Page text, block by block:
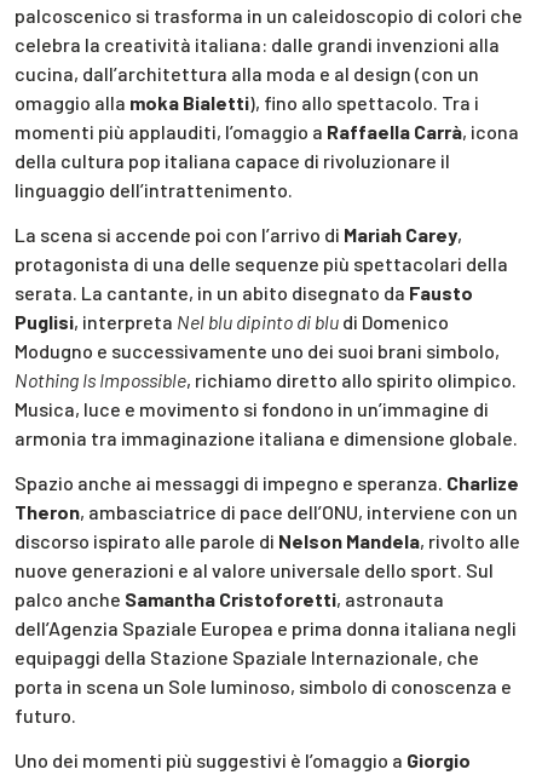
palcoscenico si trasforma in un caleidoscopio di colori che
celebra la creatività italiana: dalle grandi invenzioni alla
cucina, dall’architettura alla moda e al design (con un
omaggio alla moka Bialetti), fino allo spettacolo. Tra i
momenti più applauditi, l’omaggio a Raffaella Carrà, icona
della cultura pop italiana capace di rivoluzionare il
linguaggio dell’intrattenimento.
La scena si accende poi con l’arrivo di Mariah Carey,
protagonista di una delle sequenze più spettacolari della
serata. La cantante, in un abito disegnato da Fausto
Puglisi, interpreta Nel blu dipinto di blu di Domenico
Modugno e successivamente uno dei suoi brani simbolo,
Nothing Is Impossible, richiamo diretto allo spirito olimpico.
Musica, luce e movimento si fondono in un’immagine di
armonia tra immaginazione italiana e dimensione globale.
Spazio anche ai messaggi di impegno e speranza. Charlize
Theron, ambasciatrice di pace dell’ONU, interviene con un
discorso ispirato alle parole di Nelson Mandela, rivolto alle
nuove generazioni e al valore universale dello sport. Sul
palco anche Samantha Cristoforetti, astronauta
dell’Agenzia Spaziale Europea e prima donna italiana negli
equipaggi della Stazione Spaziale Internazionale, che
porta in scena un Sole luminoso, simbolo di conoscenza e
futuro.
Uno dei momenti più suggestivi è l’omaggio a Giorgio